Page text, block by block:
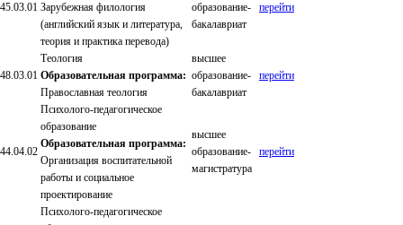
45.03.01 Зарубежная филология
(английский язык и литература,
теория и практика перевода)
образование-
бакалавриат
перейти
48.03.01
Теология
Образовательная программа:
Православная теология
высшее
образование-
бакалавриат
перейти
44.04.02
Психолого-педагогическое
образование
Образовательная программа:
Организация воспитательной
работы и социальное
проектирование
высшее
образование-
магистратура
перейти
Психолого-педагогическое